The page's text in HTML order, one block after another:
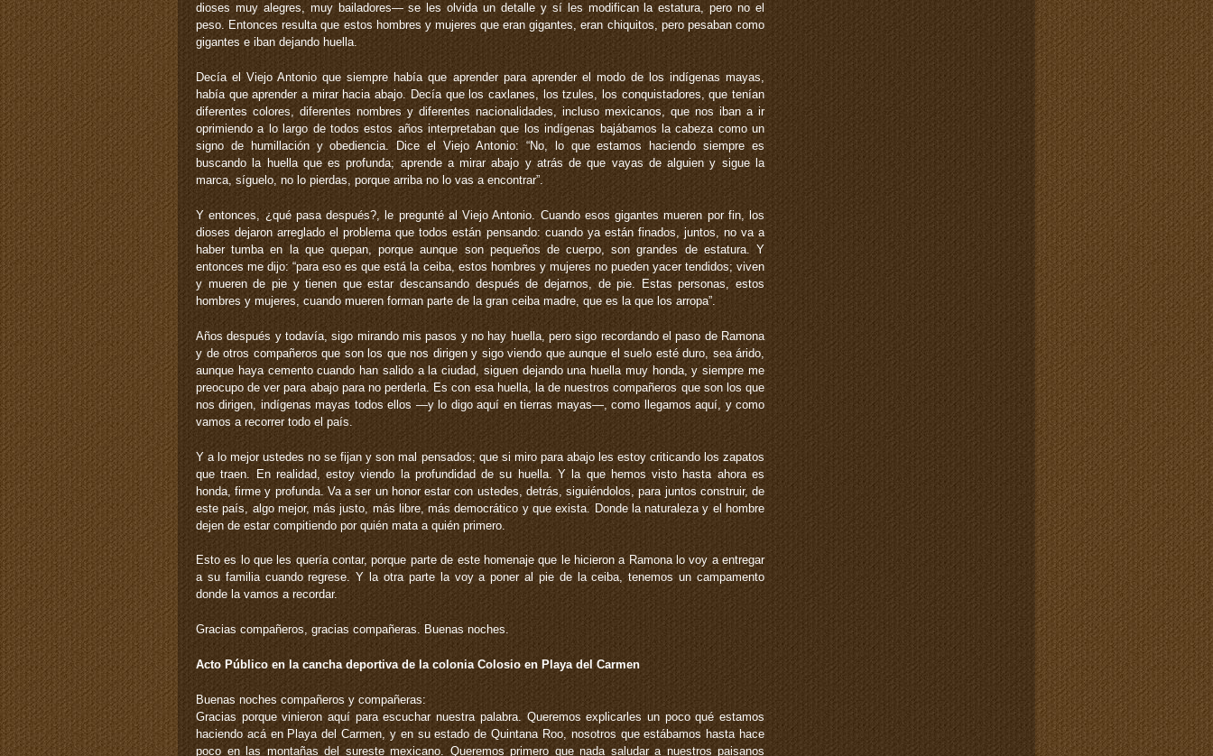
dioses muy alegres, muy bailadores— se les olvida un detalle y sí les modifican la estatura, pero no el
peso. Entonces resulta que estos hombres y mujeres que eran gigantes, eran chiquitos, pero pesaban como
gigantes e iban dejando huella.
Decía el Viejo Antonio que siempre había que aprender para aprender el modo de los indígenas mayas,
había que aprender a mirar hacia abajo. Decía que los caxlanes, los tzules, los conquistadores, que tenían
diferentes colores, diferentes nombres y diferentes nacionalidades, incluso mexicanos, que nos iban a ir
oprimiendo a lo largo de todos estos años interpretaban que los indígenas bajábamos la cabeza como un
signo de humillación y obediencia. Dice el Viejo Antonio: “No, lo que estamos haciendo siempre es
buscando la huella que es profunda; aprende a mirar abajo y atrás de que vayas de alguien y sigue la
marca, síguelo, no lo pierdas, porque arriba no lo vas a encontrar”.
Y entonces, ¿qué pasa después?, le pregunté al Viejo Antonio. Cuando esos gigantes mueren por fin, los
dioses dejaron arreglado el problema que todos están pensando: cuando ya están finados, juntos, no va a
haber tumba en la que quepan, porque aunque son pequeños de cuerpo, son grandes de estatura. Y
entonces me dijo: “para eso es que está la ceiba, estos hombres y mujeres no pueden yacer tendidos; viven
y mueren de pie y tienen que estar descansando después de dejarnos, de pie. Estas personas, estos
hombres y mujeres, cuando mueren forman parte de la gran ceiba madre, que es la que los arropa”.
Años después y todavía, sigo mirando mis pasos y no hay huella, pero sigo recordando el paso de Ramona
y de otros compañeros que son los que nos dirigen y sigo viendo que aunque el suelo esté duro, sea árido,
aunque haya cemento cuando han salido a la ciudad, siguen dejando una huella muy honda, y siempre me
preocupo de ver para abajo para no perderla. Es con esa huella, la de nuestros compañeros que son los que
nos dirigen, indígenas mayas todos ellos —y lo digo aquí en tierras mayas—, como llegamos aquí, y como
vamos a recorrer todo el país.
Y a lo mejor ustedes no se fijan y son mal pensados; que si miro para abajo les estoy criticando los zapatos
que traen. En realidad, estoy viendo la profundidad de su huella. Y la que hemos visto hasta ahora es
honda, firme y profunda. Va a ser un honor estar con ustedes, detrás, siguiéndolos, para juntos construir, de
este país, algo mejor, más justo, más libre, más democrático y que exista. Donde la naturaleza y el hombre
dejen de estar compitiendo por quién mata a quién primero.
Esto es lo que les quería contar, porque parte de este homenaje que le hicieron a Ramona lo voy a entregar
a su familia cuando regrese. Y la otra parte la voy a poner al pie de la ceiba, tenemos un campamento
donde la vamos a recordar.
Gracias compañeros, gracias compañeras. Buenas noches.
Acto Público en la cancha deportiva de la colonia Colosio en Playa del Carmen
Buenas noches compañeros y compañeras:
Gracias porque vinieron aquí para escuchar nuestra palabra. Queremos explicarles un poco qué estamos
haciendo acá en Playa del Carmen, y en su estado de Quintana Roo, nosotros que estábamos hasta hace
poco en las montañas del sureste mexicano. Queremos primero que nada saludar a nuestros paisanos